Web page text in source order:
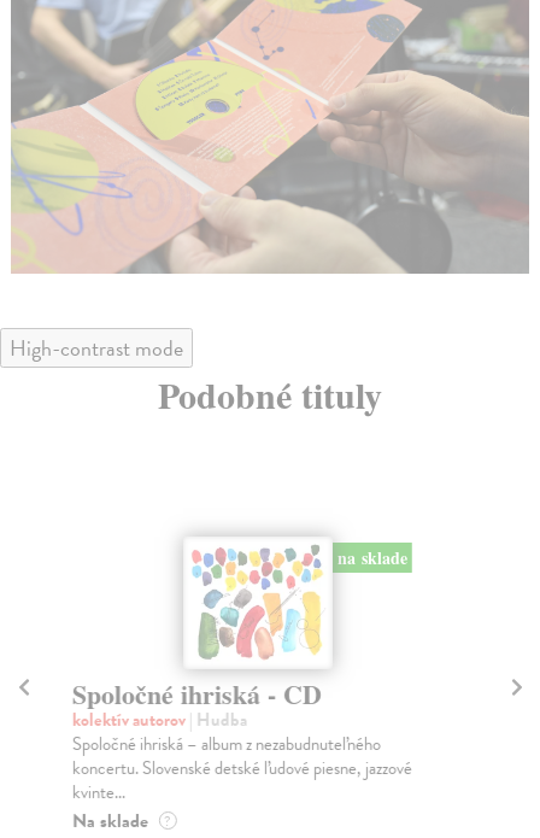
High-contrast mode
Podobné tituly
na sklade
Spoločné ihriská - CD
kolektív autorov| Hudba
Spoločné ihriská – album z nezabudnuteľného
koncertu. Slovenské detské ľudové piesne, jazzové
kvinte...
Na sklade ?